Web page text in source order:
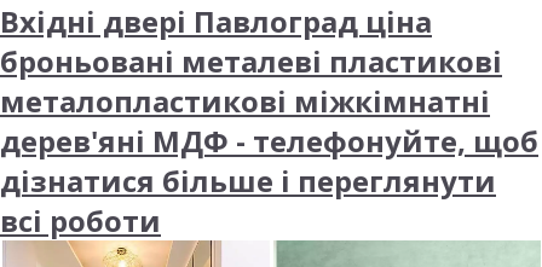
Вхідні двері Павлоград ціна
броньовані металеві пластикові
металопластикові міжкімнатні
дерев'яні МДФ - телефонуйте, щоб
дізнатися більше і переглянути
всі роботи